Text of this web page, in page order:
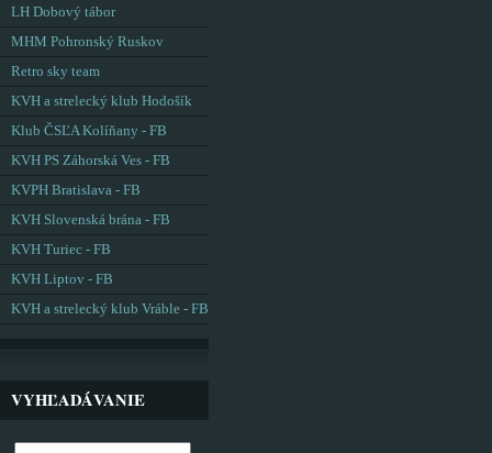
LH Dobový tábor
MHM Pohronský Ruskov
Retro sky team
KVH a strelecký klub Hodošík
Klub ČSĽA Kolíňany - FB
KVH PS Záhorská Ves - FB
KVPH Bratislava - FB
KVH Slovenská brána - FB
KVH Turiec - FB
KVH Liptov - FB
KVH a strelecký klub Vráble - FB
VYHĽADÁVANIE